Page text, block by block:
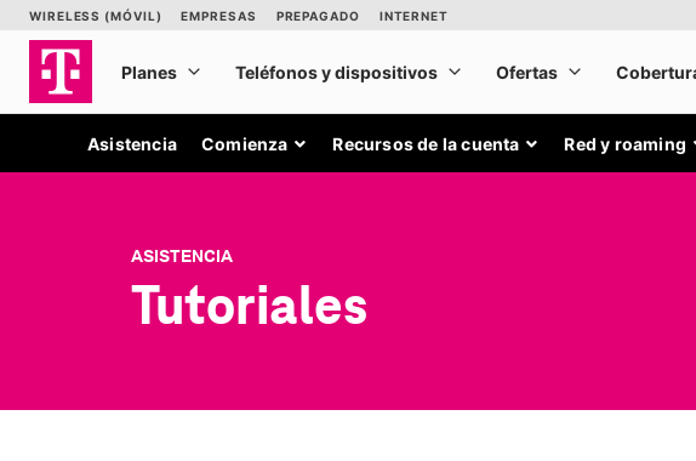
Asistencia Comienza Recursos de la cuenta Red y roaming
ASISTENCIA
Tutoriales